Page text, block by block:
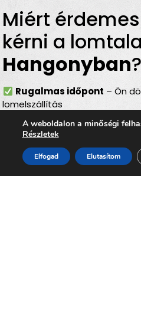
Miért
kérni a
Hangonyban?
Rugalmas időpont – Ön
lomelszállítás
Teljes körű szolgáltatás
elszámolás egyben
kihelyezni a lomokat
Környezetbarát
A weboldalon a minőségi
Részletek
Elfogad Elutasítom